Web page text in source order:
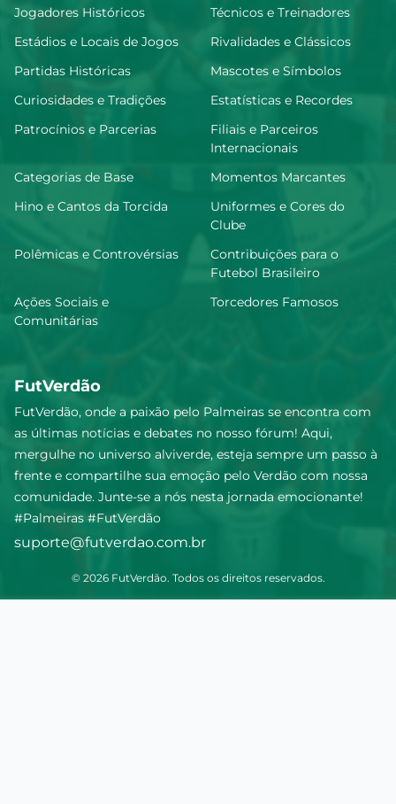
Jogadores Históricos
Técnicos e Treinadores
Estádios e Locais de Jogos
Rivalidades e Clássicos
Partidas Históricas
Mascotes e Símbolos
Curiosidades e Tradições
Estatísticas e Recordes
Patrocínios e Parcerias
Filiais e Parceiros
Internacionais
Categorias de Base
Momentos Marcantes
Hino e Cantos da Torcida
Uniformes e Cores do
Clube
Polêmicas e Controvérsias
Contribuições para o
Futebol Brasileiro
Ações Sociais e
Comunitárias
Torcedores Famosos
FutVerdão
FutVerdão, onde a paixão pelo Palmeiras se encontra com
as últimas notícias e debates no nosso fórum! Aqui,
mergulhe no universo alviverde, esteja sempre um passo à
frente e compartilhe sua emoção pelo Verdão com nossa
comunidade. Junte-se a nós nesta jornada emocionante!
#Palmeiras #FutVerdão
suporte@futverdao.com.br
© 2026 FutVerdão. Todos os direitos reservados.